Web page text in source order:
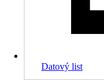
Datový list